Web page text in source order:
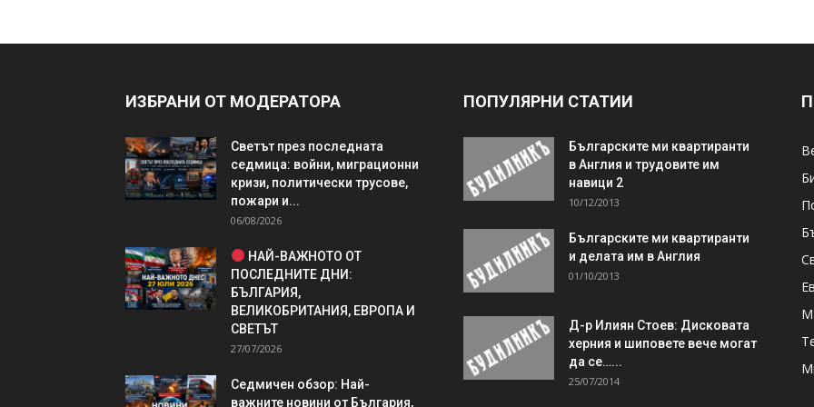
ИЗБРАНИ ОТ МОДЕРАТОРА
Светът през последната
седмица: войни, миграционни
кризи, политически трусове,
пожари и...
06/08/2026
НАЙ-ВАЖНОТО ОТ
ПОСЛЕДНИТЕ ДНИ:
БЪЛГАРИЯ,
ВЕЛИКОБРИТАНИЯ, ЕВРОПА И
СВЕТЪТ
27/07/2026
Седмичен обзор: Най-
важните новини от България,
ПОПУЛЯРНИ СТАТИИ
Българските ми квартиранти
в Англия и трудовите им
навици 2
10/12/2013
Българските ми квартиранти
и делата им в Англия
01/10/2013
Д-р Илиян Стоев: Дисковата
херния и шиповете вече могат
да се…...
25/07/2014